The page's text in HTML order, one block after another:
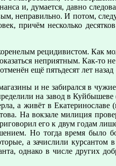
и, думается, давно
неправильно. И потом,
причём несколько
рецидивистом. Как
неприятным. Как-то
ещё пятьдесят лет назад
и не забирался в
на завод в
а живёт в Екатеринославе
На вокзале милиция
его к двум годам
Но тогда время было
а зачислили курсантом
однако в числе других